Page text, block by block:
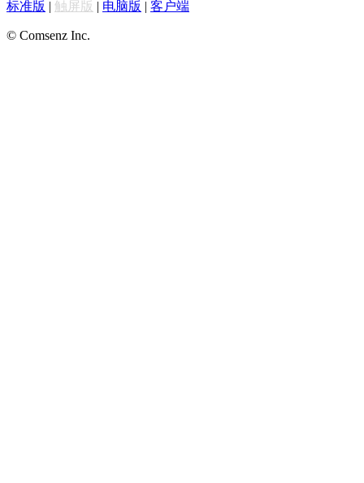
标准版 | 触屏版 | 电脑版 | 客户端
© Comsenz Inc.